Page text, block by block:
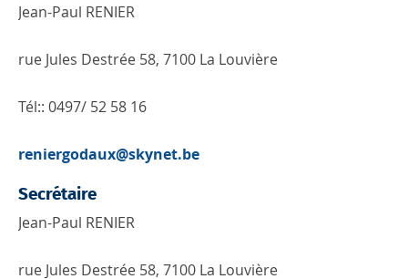
Jean-Paul RENIER
rue Jules Destrée 58, 7100 La Louvière
Tél:: 0497/ 52 58 16
reniergodaux@skynet.be
Secrétaire
Jean-Paul RENIER
rue Jules Destrée 58, 7100 La Louvière